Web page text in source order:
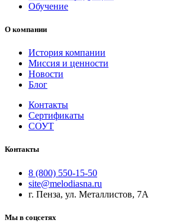
Обучение
О компании
История компании
Миссия и ценности
Новости
Блог
Контакты
Сертификаты
СОУТ
Контакты
8 (800) 550-15-50
site@melodiasna.ru
г. Пенза, ул. Металлистов, 7А
Мы в соцсетях